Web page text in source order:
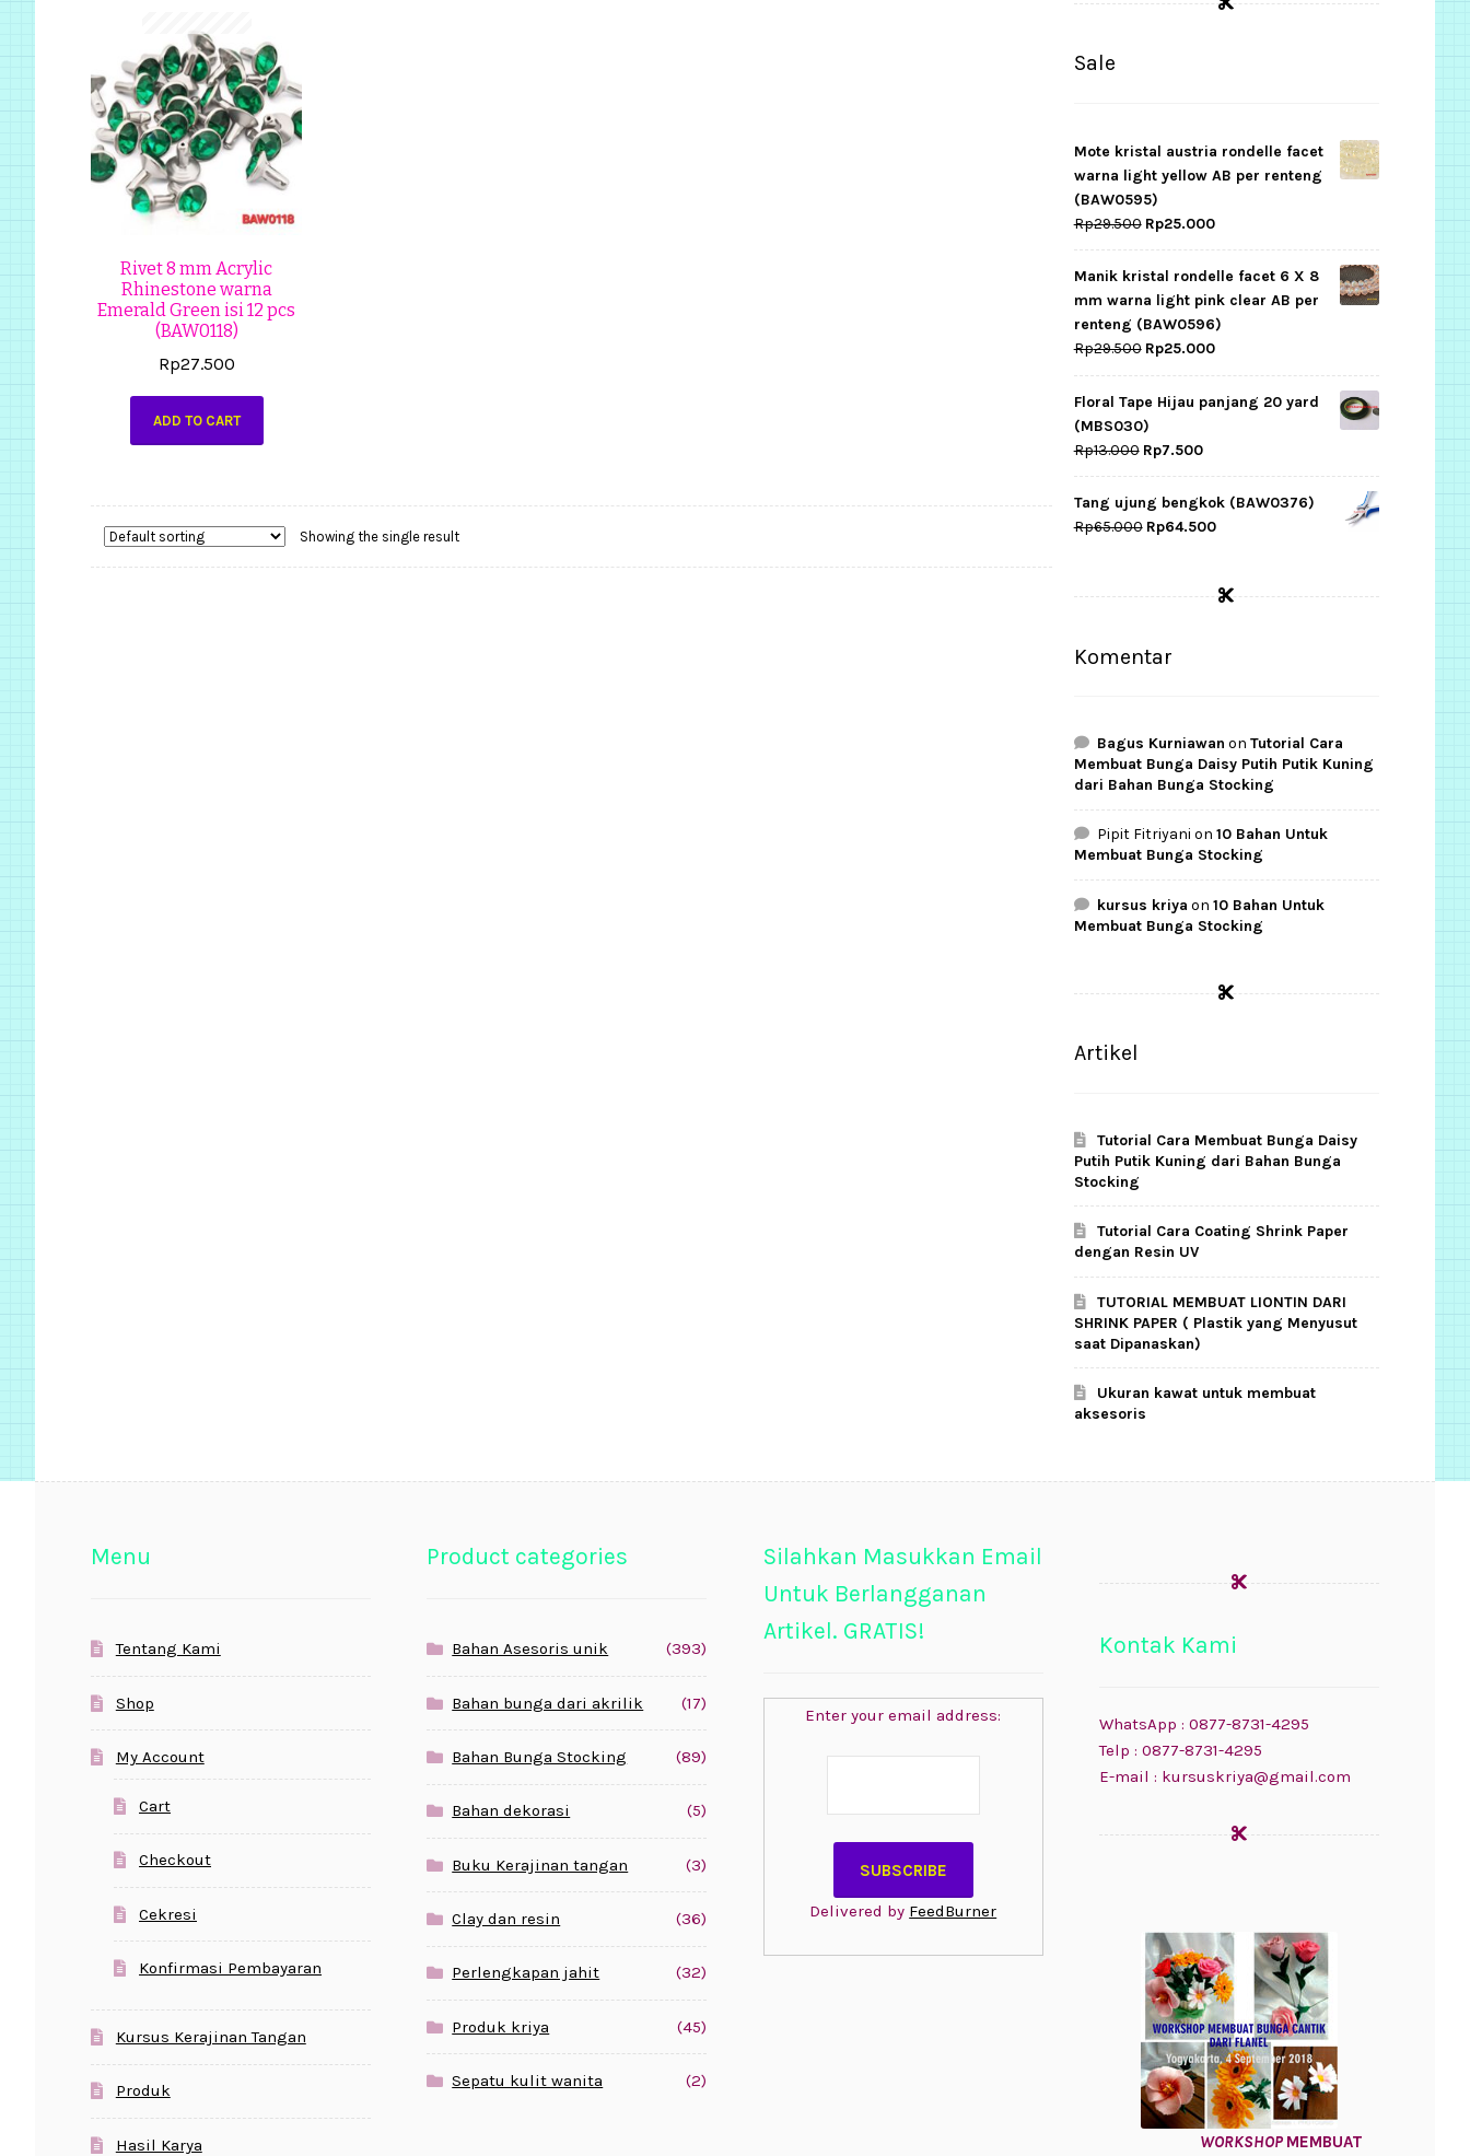
Rivet 8 mm Acrylic
Rhinestone warna
Emerald Green isi 12 pcs
(BAW0118)
Rp27.500
ADD TO CART
Showing the single result
Sale
Mote kristal austria rondelle facet
warna light yellow AB per renteng
(BAW0595)
Rp29.500 Original
price
was:
Rp29.500.
Rp25.000Current
price
is:
Rp25.000.
Manik kristal rondelle facet 6 X 8
mm warna light pink clear AB per
renteng (BAW0596)
Rp29.500 Original
price
was:
Rp29.500.
Rp25.000Current
price
is:
Floral Tape Hijau panjang 20 yard
(MBS030)
Rp13.000 Original
price
was:
Rp13.000.
Rp7.500Current
price
is:
Rp7.500.
Tang ujung bengkok (BAW0376)
Rp65.000 Original
Rp65.000.
Rp64.500Current
Rp64.500.
Komentar
Bagus Kurniawan onTutorial Cara
Membuat Bunga Daisy Putih Putik Kuning
dari Bahan Bunga Stocking
Pipit Fitriyani on10 Bahan Untuk
Membuat Bunga Stocking
kursus kriya on10 Bahan Untuk
Membuat Bunga Stocking
Artikel
Tutorial Cara Membuat Bunga Daisy
Putih Putik Kuning dari Bahan Bunga
Stocking
Tutorial Cara Coating Shrink Paper
dengan Resin UV
TUTORIAL MEMBUAT LIONTIN DARI
SHRINK PAPER ( Plastik yang Menyusut
saat Dipanaskan)
Ukuran kawat untuk membuat
aksesoris
Menu
Tentang Kami
Shop
My Account
Cart
Checkout
Cekresi
Konfirmasi Pembayaran
Kursus Kerajinan Tangan
Produk
Hasil Karya
Product categories
Bahan Asesoris unik (393)
Bahan bunga dari akrilik (17)
Bahan Bunga Stocking (89)
Bahan dekorasi (5)
Buku Kerajinan tangan (3)
Clay dan resin (36)
Perlengkapan jahit (32)
Produk kriya (45)
Sepatu kulit wanita (2)
Silahkan Masukkan Email
Untuk Berlangganan
Artikel. GRATIS!
Enter your email address:
Delivered by FeedBurner
Kontak Kami
WhatsApp : 0877-8731-4295
Telp : 0877-8731-4295
E-mail : kursuskriya@gmail.com
WORKSHOP MEMBUAT